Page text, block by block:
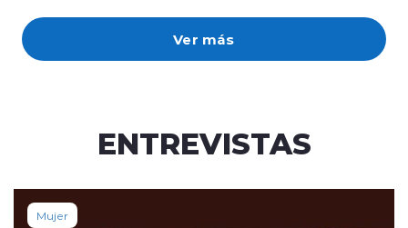
Ver más
ENTREVISTAS
Mujer